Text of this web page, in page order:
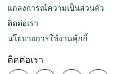
แถลงการณ์ความเป็นส่วนตัว
ติดต่อเรา
นโยบายการใช้งานคุ้กกี้
ติดต่อเรา